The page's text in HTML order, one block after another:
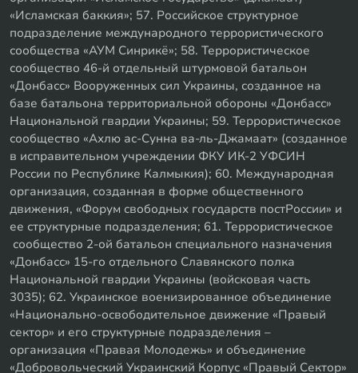
«Исламская баккия»; 57. Российское структурное
подразделение международного террористического
сообщества «АУМ Синрикё»; 58. Террористическое
сообщество 46-й отдельный штурмовой батальон
«Донбасс» Вооруженных сил Украины, созданное на
базе батальона территориальной обороны «Донбасс»
Национальной гвардии Украины; 59. Террористическое
сообщество «Ахлю ас-Сунна ва-ль-Джамаат» (созданное
в исправительном учреждении ФКУ ИК-2 УФСИН
России по Республике Калмыкия); 60. Международная
организация, созданная в форме общественного
движения, «Форум свободных государств постРоссии» и
ее структурные подразделения; 61. Террористическое
сообщество 2-ой батальон специального назначения
«Донбасс» 15-го отдельного Славянского полка
Национальной гвардии Украины (войсковая часть
3035); 62. Украинское военизированное объединение
«Национально-освободительное движение «Правый
сектор» и его структурные подразделения –
организация «Правая Молодежь» и объединение
«Добровольческий Украинский Корпус «Правый Сектор»